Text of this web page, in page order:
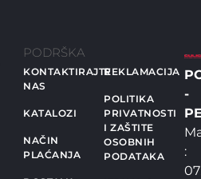
PODRŠKA
KONTAKTIRAJTE
NAS
KATALOZI
NAČIN
PLAĆANJA
REKLAMACIJA
POLITIKA
PRIVATNOSTI
I ZAŠTITE
OSOBNIH
PODATAKA
-
: